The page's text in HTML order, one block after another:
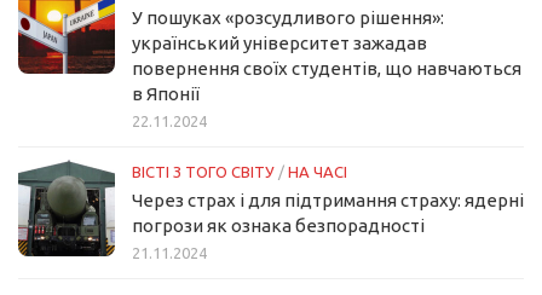
У пошуках «розсудливого рішення»:
український університет зажадав
повернення своїх студентів, що навчаються
в Японії
22.11.2024
ВІСТІ З ТОГО СВІТУ / НА ЧАСІ
Через страх і для підтримання страху: ядерні
погрози як ознака безпорадності
21.11.2024